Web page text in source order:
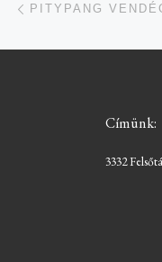
PITYPANG
Címünk:
3332